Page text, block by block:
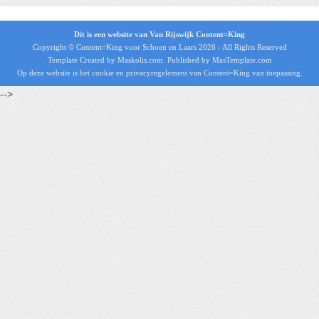
Dit is een website van Van Rijswijk Content=King
Copyright © Content=King voor Schoen en Laars 2026 - All Rights Reserved
Template Created by Maskolis.com. Published by MasTemplate.com
Op deze website is het cookie en privacyregelementvan Content=King van toepassing.
-->